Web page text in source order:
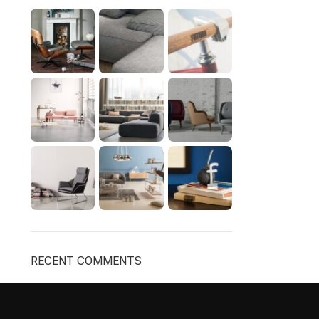
RECENT COMMENTS